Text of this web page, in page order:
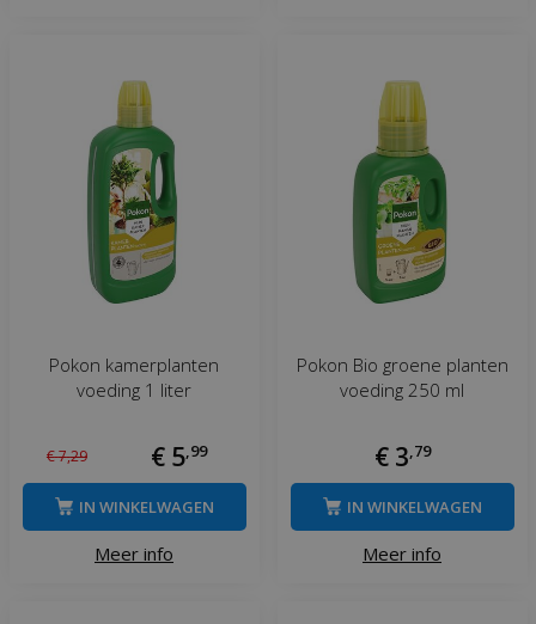
Pokon kamerplanten
voeding 1 liter
€7,29 € 5 99
Meer info
IN WINKELWAGEN
Pokon Bio groene planten
voeding 250 ml
€ 3 79
Meer info
IN WINKELWAGEN